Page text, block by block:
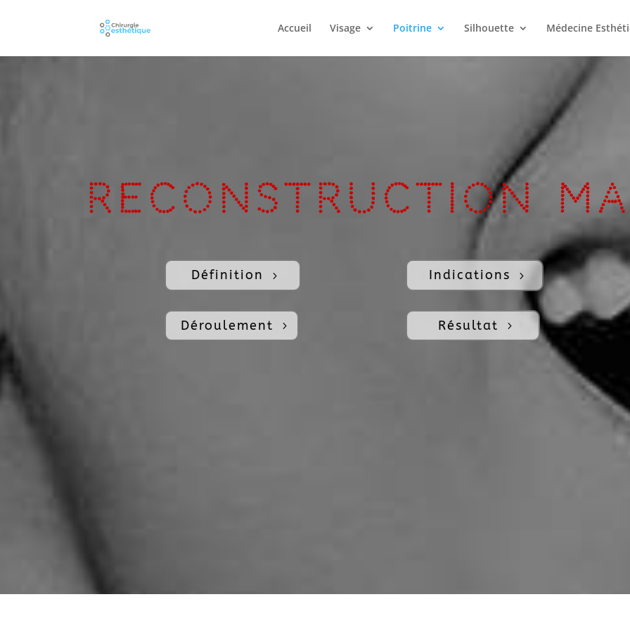
Accueil Visage Poitrine Silhouette Médecine
Reconstruction
Définition
Déroulement
Indications
Résultat